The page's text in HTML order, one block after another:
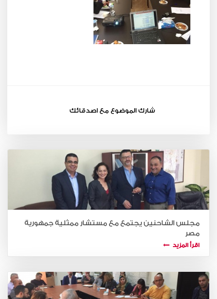
شارك الموضوع مع اصدقائك
مجلس الشاحنين يجتمع مع مستشار ممثلية جمهورية
مصر
اقرأ المزيد